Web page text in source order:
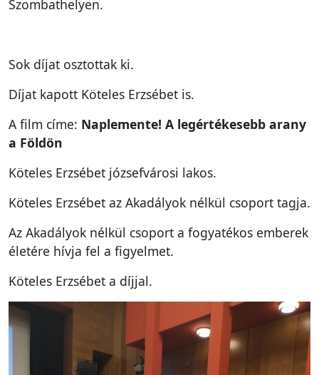
Szombathelyen.
Sok díjat osztottak ki.
Díjat kapott Köteles Erzsébet is.
A film címe: Naplemente! A legértékesebb arany
a Földön
Köteles Erzsébet józsefvárosi lakos.
Köteles Erzsébet az Akadályok nélkül csoport tagja.
Az Akadályok nélkül csoport a fogyatékos emberek
életére hívja fel a figyelmet.
Köteles Erzsébet a díjjal.